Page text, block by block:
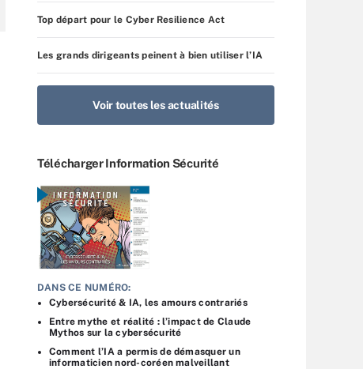
Top départ pour le Cyber Resilience Act
Les grands dirigeants peinent à bien utiliser l’IA
Voir toutes les actualités
Télécharger Information Sécurité
DANS CE NUMÉRO:
Cybersécurité & IA, les amours contrariés
Entre mythe et réalité : l’impact de Claude
Mythos sur la cybersécurité
Comment l’IA a permis de démasquer un
informaticien nord-coréen malveillant